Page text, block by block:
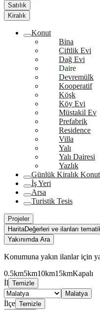
Satılık
Kiralık
Konut
Bina
Çiftlik Evi
Dağ Evi
Daire
Devremülk
Kooperatif
Köşk
Köy Evi
Müstakil Ev
Prefabrik
Residence
Villa
Yalı
Yalı Dairesi
Yazlık
Günlük Kiralık Konut
İş Yeri
Arsa
Turistik Tesis
Projeler
HaritaDeğerleri ve ilanları
Yakınımda Ara
Konumuna yakın ilanlar için
0.5km5km10km15kmKapalı
İl Temizle
Malatya
İlçe Temizle